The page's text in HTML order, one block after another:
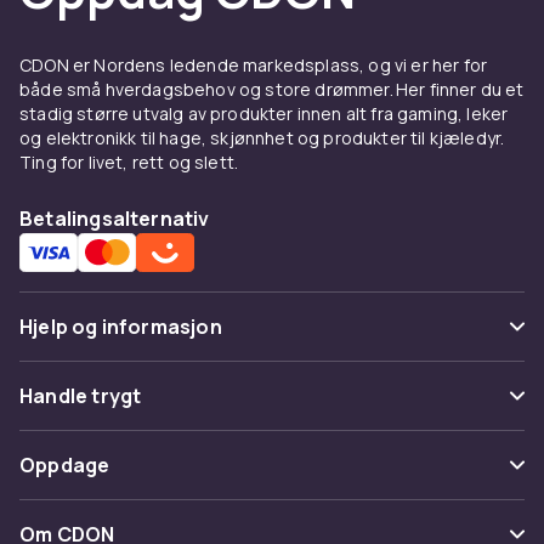
til Deksler & omslag for
mobiltelefoner
Et godt deksel beskytter din Deksler & omslag
hverdagslige uhell. Velg mellom tynne silikon-
deksel som bevarer telefonens slanke profil,
ekstra beskyttelse. Se hele utvalget av
Samsung tilbehørhos CDON.
Ladere og kabler til Deksler &
omslag for mobiltelefoner
Hold batteriet ladet med riktig lader til din
Deksler & omslag for mobiltelefoner. Hos
CDON finner du hurtigladere, USB-C-kabler og
CDON er Nordens ledende markedsplass, og vi er her for
både små hverdagsbehov og store drømmer. Her finner du et
stadig større utvalg av produkter innen alt fra gaming, leker
og elektronikk til hage, skjønnhet og produkter til kjæledyr.
Ting for livet, rett og slett.
Betalingsalternativ
Hjelp og informasjon
Vanlige spørsmål
Spor pakke
Angre & returner her
Kontakt oss
Handle trygt
Betaling
Levering
Oppdage
Kategorier
Om CDON